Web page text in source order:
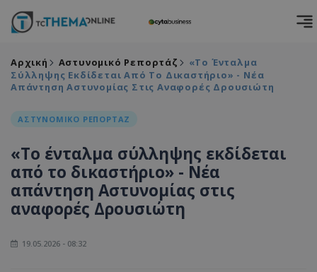
Αρχική Αστυνομικό Ρεπορτάζ
«Το Ένταλμα
Σύλληψης Εκδίδεται Από Το Δικαστήριο» - Νέα
Απάντηση Αστυνομίας Στις Αναφορές Δρουσιώτη
ΑΣΤΥΝΟΜΙΚΟ ΡΕΠΟΡΤΑΖ
«Το ένταλμα σύλληψης εκδίδεται
από το δικαστήριο» - Νέα
απάντηση Αστυνομίας στις
αναφορές Δρουσιώτη
19.05.2026 - 08:32